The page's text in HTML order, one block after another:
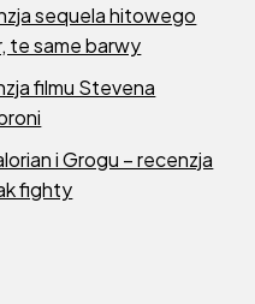
sequela hitowego
te same barwy
filmu Stevena
i Grogu – recenzja
fighty